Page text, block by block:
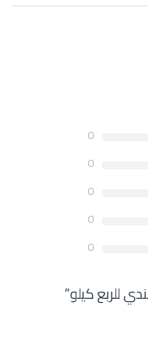
0
0
0
0
0